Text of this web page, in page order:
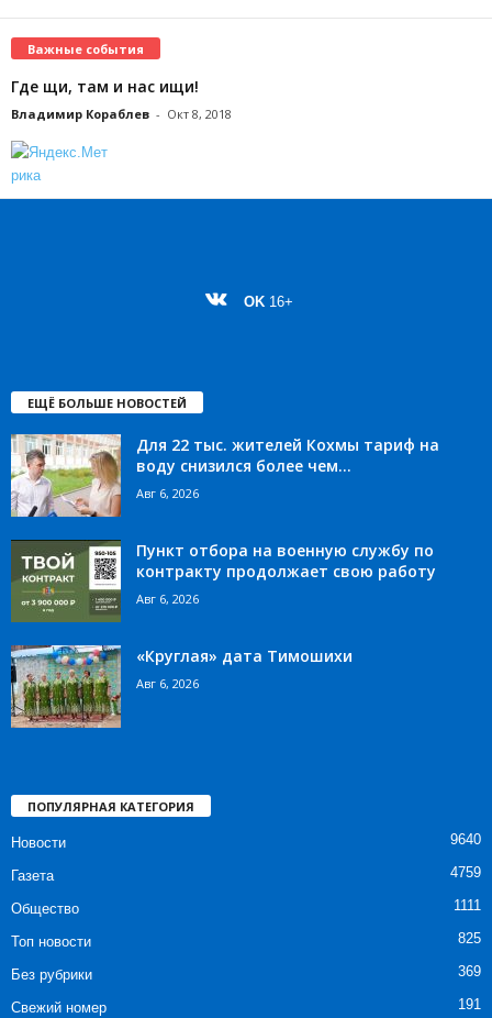
Важные события
Где щи, там и нас ищи!
Владимир Кораблев - Окт 8, 2018
OK 16+
ЕЩЁ БОЛЬШЕ НОВОСТЕЙ
Для 22 тыс. жителей Кохмы тариф на
воду снизился более чем...
Авг 6, 2026
Пункт отбора на военную службу по
контракту продолжает свою работу
Авг 6, 2026
«Круглая» дата Тимошихи
Авг 6, 2026
ПОПУЛЯРНАЯ КАТЕГОРИЯ
Новости 9640
Газета 4759
Общество 1111
Топ новости 825
Без рубрики 369
Свежий номер 191